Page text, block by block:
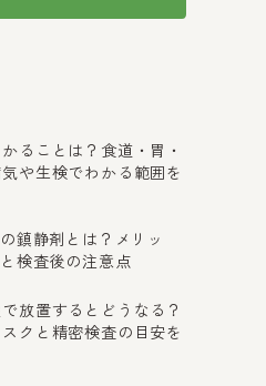
ることは？食道・胃・
や生検でわかる範囲を
鎮静剤とは？メリッ
検査後の注意点
放置するとどうなる？
クと精密検査の目安を